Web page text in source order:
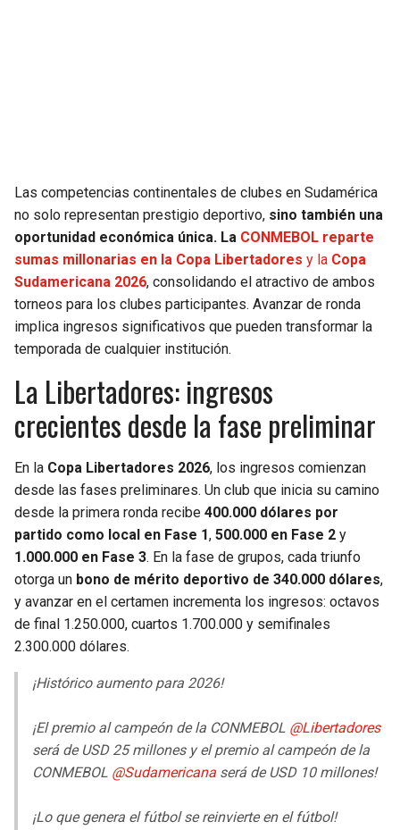
LIONS
PACKERS
PANTHERS
SAINTS
BUCCANEERS
NUGGETS
TIMBERWOLVES
JAZZ
Las competencias continentales de clubes en Sudamérica
no solo representan prestigio deportivo, sino también una
oportunidad económica única. La CONMEBOL reparte
sumas millonarias en la Copa Libertadores y la Copa
Sudamericana 2026, consolidando el atractivo de ambos
torneos para los clubes participantes. Avanzar de ronda
implica ingresos significativos que pueden transformar la
temporada de cualquier institución.
La Libertadores: ingresos
crecientes desde la fase preliminar
En la Copa Libertadores 2026, los ingresos comienzan
desde las fases preliminares. Un club que inicia su camino
desde la primera ronda recibe 400.000 dólares por
partido como local en Fase 1, 500.000 en Fase 2 y
1.000.000 en Fase 3. En la fase de grupos, cada triunfo
otorga un bono de mérito deportivo de 340.000 dólares,
y avanzar en el certamen incrementa los ingresos: octavos
de final 1.250.000, cuartos 1.700.000 y semifinales
2.300.000 dólares.
¡Histórico aumento para 2026!
¡El premio al campeón de la CONMEBOL @Libertadores
será de USD 25 millones y el premio al campeón de la
CONMEBOL @Sudamericana será de USD 10 millones!
¡Lo que genera el fútbol se reinvierte en el fútbol!